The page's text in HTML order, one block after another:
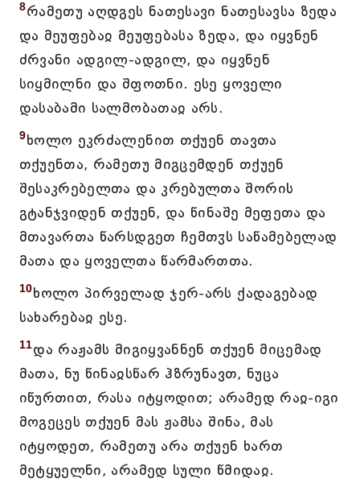
8რამეთუ აღდგეს ნათესავი ნათესავსა ზედა
და მეუფებაჲ მეუფებასა ზედა, და იყვნენ
ძრვანი ადგილ-ადგილ, და იყვნენ
სიყმილნი და შფოთნი. ესე ყოველი
დასაბამი სალმობათაჲ არს.
9ხოლო ეკრძალენით თქუენ თავთა
თქუენთა, რამეთუ მიგცემდენ თქუენ
შესაკრებელთა და კრებულთა შორის
გტანჯვიდენ თქუენ, და წინაშე მეფეთა და
მთავართა წარსდგეთ ჩემთჳს საწამებელად
მათა და ყოველთა წარმართთა.
10ხოლო პირველად ჯერ-არს ქადაგებად
სახარებაჲ ესე.
11და რაჟამს მიგიყვანნენ თქუენ მიცემად
მათა, ნუ წინაჲსწარ ჰზრუნავთ, ნუცა
იწურთით, რასა იტყოდით; არამედ რაჲ-იგი
მოგეცეს თქუენ მას ჟამსა შინა, მას
იტყოდეთ, რამეთუ არა თქუენ ხართ
მეტყუელნი, არამედ სული წმიდაჲ.